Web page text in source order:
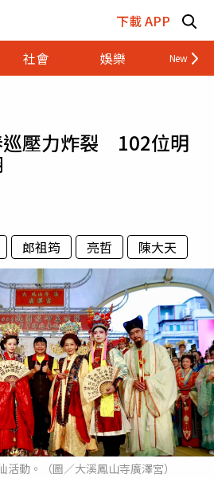
下載 APP
社會 娛樂 財經
巡壓力炸裂 102位明
郎祖筠 亮哲 陳大天
動。（圖／大溪鳳山寺廣澤宮）